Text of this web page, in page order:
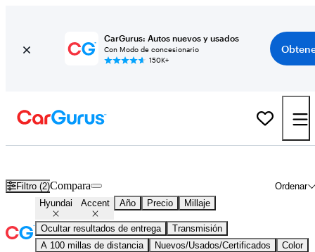
CarGurus: Autos nuevos y usados
Con Modo de concesionario
150K+
Filtro (2) Ordenar
Compara
Hyundai Accent Año Precio Millaje
Ocultar resultados de entrega
Transmisión
A 100 millas de distancia
Nuevos/Usados/Certificados
Color